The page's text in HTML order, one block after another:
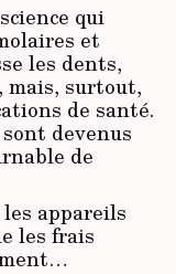
qui
et
les dents,
mais, surtout,
de santé.
devenus
de
les appareils
les frais